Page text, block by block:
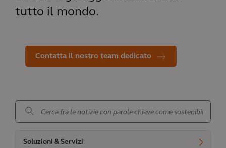
tutto il mondo.
Contatta il nostro team dedicato
Soluzioni & Servizi